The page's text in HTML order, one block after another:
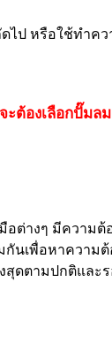
ไป หรือใช้ทำค
ต้องเลือกปั๊มล
อต่างๆ มีความต้
นเพื่อหาความต้
สุดตามปกติและ